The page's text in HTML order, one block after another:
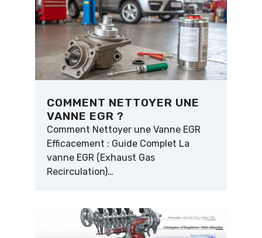
COMMENT NETTOYER UNE
VANNE EGR ?
Comment Nettoyer une Vanne EGR
Efficacement : Guide Complet La
vanne EGR (Exhaust Gas
Recirculation)…